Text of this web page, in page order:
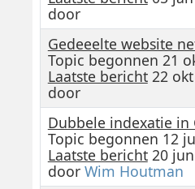
door
Gedeeelte website
Topic begonnen 21
Laatste bericht22 okt
door
Dubbele indexatie in
Topic begonnen 12
Laatste bericht20 jun
door Wim Houtman